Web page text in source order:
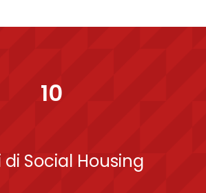
10
Social Housing